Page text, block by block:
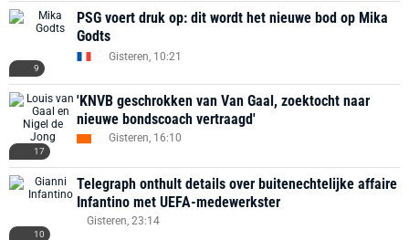
9
PSG voert druk op: dit wordt het nieuwe bod op Mika
Godts
Gisteren, 10:21
17
'KNVB geschrokken van Van Gaal, zoektocht naar
nieuwe bondscoach vertraagd'
Gisteren, 16:10
10
Telegraph onthult details over buitenechtelijke affaire
Infantino met UEFA-medewerkster
Gisteren, 23:14